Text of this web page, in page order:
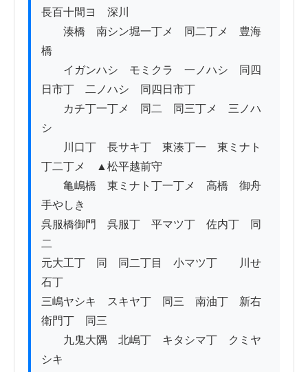
長百十間ヨ　深川
湊橋　南シン堀一丁メ　同二丁メ　豊海
橋
イガンハシ　モミクラ　一ノハシ　同四
日市丁　二ノハシ　同四日市丁
カチ丁一丁メ　同二　同三丁メ　三ノハ
シ
川口丁　長サキ丁　東湊丁一　東ミナト
丁二丁メ　▲松平越前守
亀嶋橋　東ミナト丁一丁メ　高橋　御舟
手やしき
呉服橋御門　呉服丁　平マツ丁　佐内丁　同
二
元大工丁　同　同二丁目　小マツ丁　　川せ
石丁
三嶋ヤシキ　スキヤ丁　同三　南油丁　新右
衛門丁　同三
九鬼大隅　北嶋丁　キタシマ丁　クミヤ
シキ